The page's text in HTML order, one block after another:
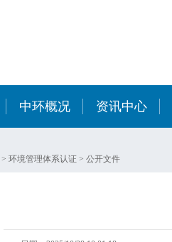
中环概况 资讯中心
> 环境管理体系认证 > 公开文件